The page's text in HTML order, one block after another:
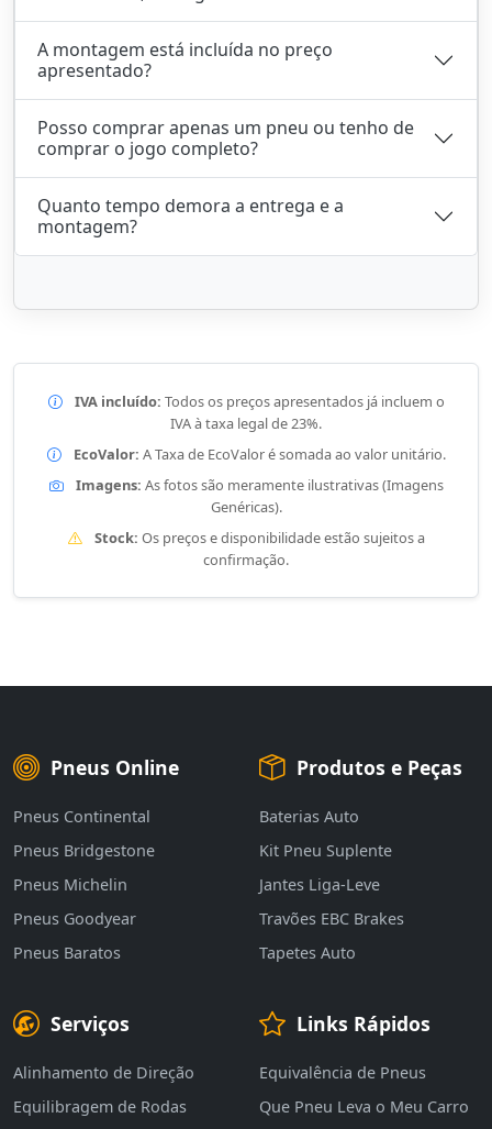
A montagem está incluída no preço
apresentado?
Posso comprar apenas um pneu ou tenho de
comprar o jogo completo?
Quanto tempo demora a entrega e a
montagem?
IVA incluído: Todos os preços apresentados já incluem o
IVA à taxa legal de 23%.
EcoValor: A Taxa de EcoValor é somada ao valor unitário.
Imagens: As fotos são meramente ilustrativas (Imagens
Genéricas).
Stock: Os preços e disponibilidade estão sujeitos a
confirmação.
Pneus Online
Pneus Continental
Pneus Bridgestone
Pneus Michelin
Pneus Goodyear
Pneus Baratos
Produtos e Peças
Baterias Auto
Kit Pneu Suplente
Jantes Liga-Leve
Travões EBC Brakes
Tapetes Auto
Serviços
Alinhamento de Direção
Equilibragem de Rodas
Links Rápidos
Equivalência de Pneus
Que Pneu Leva o Meu Carro